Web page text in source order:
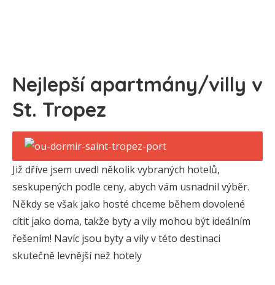
Nejlepší apartmány/villy v
St. Tropez
Již dříve jsem uvedl několik vybraných hotelů,
seskupených podle ceny, abych vám usnadnil výběr.
Někdy se však jako hosté chceme během dovolené
cítit jako doma, takže byty a vily mohou být ideálním
řešením! Navíc jsou byty a vily v této destinaci
skutečně levnější než hotely